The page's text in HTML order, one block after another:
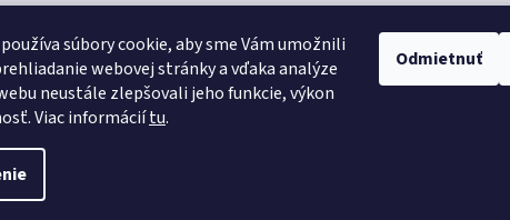
súbory cookie, aby sme Vám umožnili
webovej stránky a vďaka analýze
neustále zlepšovali jeho funkcie, výkon
Viac informáciítu.
Odmietnuť
na Instagrame